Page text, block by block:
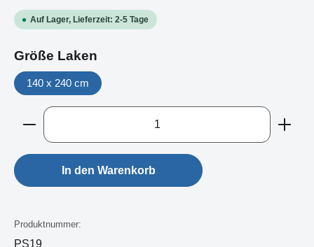
Auf Lager, Lieferzeit: 2-5 Tage
Größe Laken
140 x 240 cm
Produkt Anzahl: Gib den gewünschten Wert ein
In den Warenkorb
Produktnummer:
PS19